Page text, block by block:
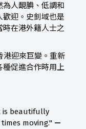
為人靦腆、低調和
迎。史釗域也是
時在港外籍人士之
港迎來巨變。重新
種促進合作時用上
is beautifully
moving." —